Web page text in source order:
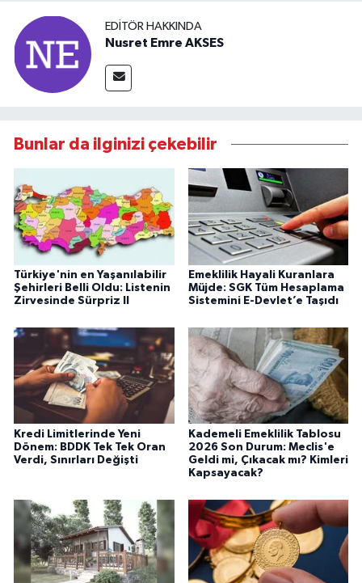
EDITÖR HAKKINDA
Nusret Emre AKSES
Bunlar da ilginizi çekebilir
Türkiye'nin en Yaşanılabilir
Şehirleri Belli Oldu: Listenin
Zirvesinde Sürpriz Il
Emeklilik Hayali Kuranlara
Müjde: SGK Tüm Hesaplama
Sistemini E-Devlet’e Taşıdı
Kredi Limitlerinde Yeni
Dönem: BDDK Tek Tek Oran
Verdi, Sınırları Değişti
Kademeli Emeklilik Tablosu
2026 Son Durum: Meclis'e
Geldi mi, Çıkacak mı? Kimleri
Kapsayacak?